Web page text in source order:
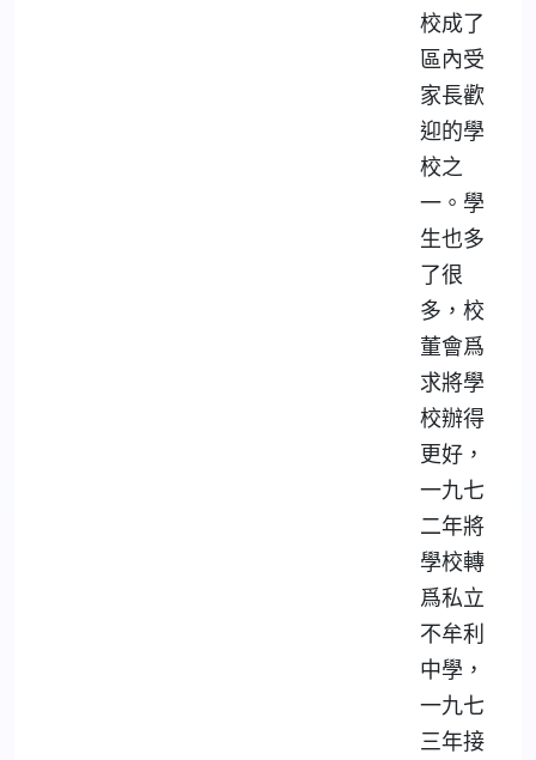
校成了
區內受
家長歡
迎的學
校之
一。學
生也多
了很
多，校
董會爲
求將學
校辦得
更好，
一九七
二年將
學校轉
爲私立
不牟利
中學，
一九七
三年接